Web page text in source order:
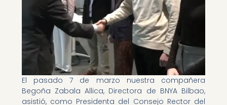
El pasado 7 de marzo nuestra compañera
Begoña Zabala Allica, Directora de BNYA Bilbao,
asistió, como Presidenta del Consejo Rector del